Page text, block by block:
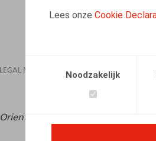
Lees onze Cookie
Noodzakelijk
LEGAL MAGAZINES 26.01.2023
Orientations